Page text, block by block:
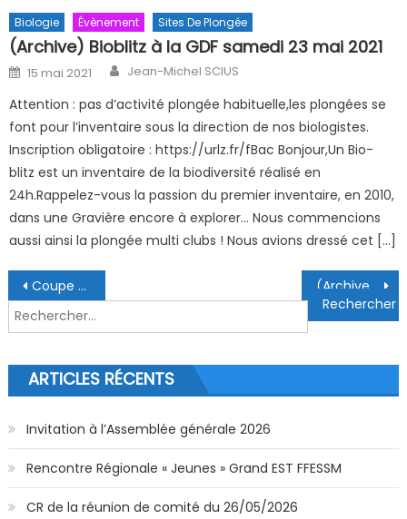
Biologie Évènement Sites De Plongée
(Archive) Bioblitz à la GDF samedi 23 mai 2021
Posted on
15 mai 2021 Author
Jean-Michel SCIUS
Attention : pas d’activité plongée habituelle,les plongées se
font pour l’inventaire sous la direction de nos biologistes.
Inscription obligatoire : https://urlz.fr/fBac Bonjour,Un Bio-
blitz est un inventaire de la biodiversité réalisé en
24h.Rappelez-vous la passion du premier inventaire, en 2010,
dans une Gravière encore à explorer… Nous commencions
aussi ainsi la plongée multi clubs ! Nous avions dressé cet […]
Navigation de l’article
Coupe de France J1 Mulhouse
Rechercher :
ARTICLES RÉCENTS
Invitation à l’Assemblée générale 2026
Rencontre Régionale « Jeunes » Grand EST FFESSM
CR de la réunion de comité du 26/05/2026